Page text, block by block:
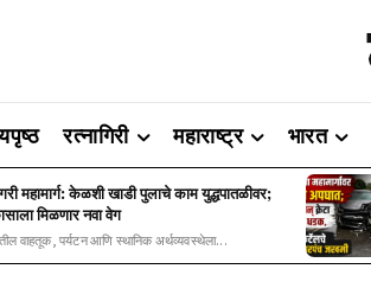
रत्नागिरी महाराष्ट्र भारत
महामार्ग: केळशी खाडी पुलाचे काम युद्धपातळीवर;
मिळणार नवा वेग
वाहतूक, पर्यटन आणि स्थानिक अर्थव्यवस्थेला...